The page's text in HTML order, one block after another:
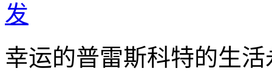
发
幸运的普雷斯科特的生